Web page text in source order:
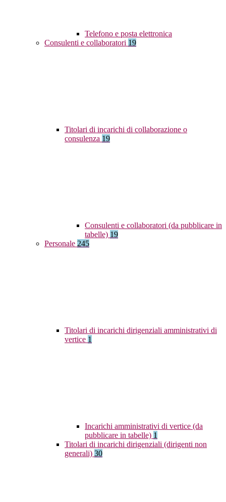
Telefono e posta elettronica
Consulenti e collaboratori 19
Titolari di incarichi di collaborazione o
consulenza 19
Consulenti e collaboratori (da pubblicare in
tabelle) 19
Personale 245
Titolari di incarichi dirigenziali amministrativi di
vertice 1
Incarichi amministrativi di vertice (da
pubblicare in tabelle) 1
Titolari di incarichi dirigenziali (dirigenti non
generali) 30